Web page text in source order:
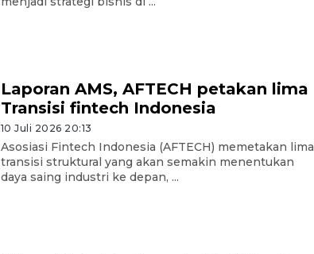
Laporan AMS, AFTECH petakan lima
Transisi fintech Indonesia
10 Juli 2026 20:13
Asosiasi Fintech Indonesia (AFTECH) memetakan lima
transisi struktural yang akan semakin menentukan
daya saing industri ke depan, ...